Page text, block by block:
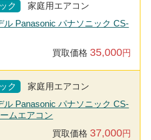
ク
家庭用エアコン
ル Panasonic パナソニック CS-
買取価格 35,000円
ク
家庭用エアコン
ル Panasonic パナソニック CS-
ムエアコン
買取価格 37,000円